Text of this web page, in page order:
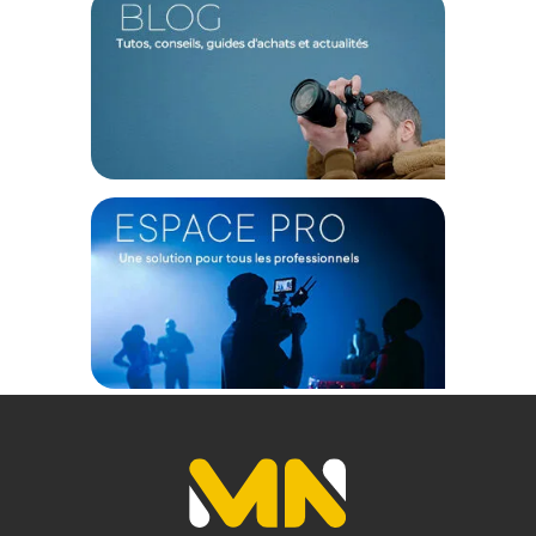
Équipé d'un moteur autofocus linéaire STM (Stepping Motor),
l'objectif offre une mise au point rapide, précise et surtout
quasi silencieuse. C'est un avantage crucial pour les
vidéastes qui ont besoin d'un suivi du sujet fluide et sans
bruits de moteur audibles sur la bande-son.
Capacité de mise au point proche
L'objectif brille par sa polyvalence, il offre une distance de
mise au point minimale très courte de seulement 18 cm à la
focale de 24mm (et 32 cm à 60mm). Cela permet de réaliser
des plans créatifs en proxiphotographie, avec un rapport de
grossissement allant jusqu'à 0.27x, idéal pour la
photographie de produits, de nourriture ou de détails.
Conception Moderne et ergonomique
Le Samyang 24-60mm est doté d'une construction robuste,
mm, plus petit et donc plus économique que le standard de
82 mm souvent vu sur les zooms f/2.8.